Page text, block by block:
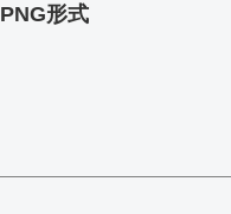
PNG形式